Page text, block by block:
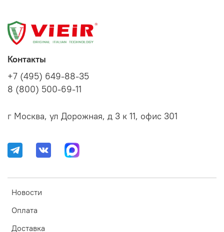
Новости
Оплата
Доставка
Контакты
+7 (495) 649-88-35
8 (800) 500-69-11
г Москва, ул Дорожная, д 3 к 11, офис 301